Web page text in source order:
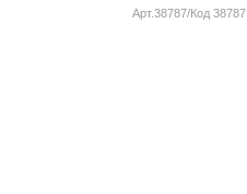
Арт.38787/Код 38787